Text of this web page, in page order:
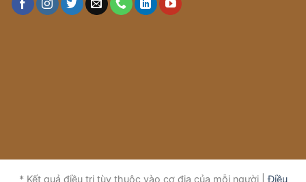
* Kết quả điều trị tùy thuộc vào cơ địa của mỗi người |Điều